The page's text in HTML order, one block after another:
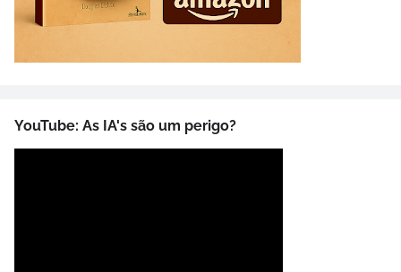
YouTube: As IA's são um perigo?